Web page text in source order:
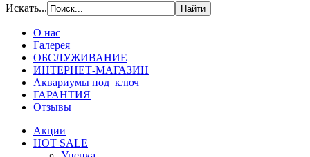
Искать...
О нас
Галерея
ОБСЛУЖИВАНИЕ
ИНТЕРНЕТ-МАГАЗИН
Аквариумы под ключ
ГАРАНТИЯ
Отзывы
Акции
HOT SALE